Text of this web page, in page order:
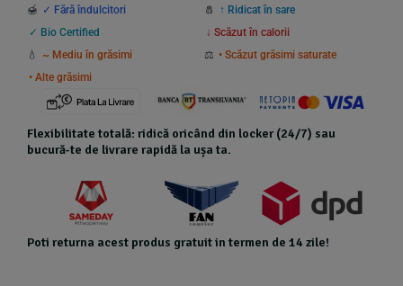
🍯 ✓ Fără îndulcitori 🧂
↑ Ridicat în sare
✓ Bio Certified
↓ Scăzut în calorii
💧 ~ Mediu în grăsimi ⚖️ • Scăzut grăsimi saturate
• Alte grăsimi
Flexibilitate totală: ridică oricând din locker (24/7) sau
bucură-te de livrare rapidă la ușa ta.
Poti returna acest produs gratuit in termen de 14 zile!